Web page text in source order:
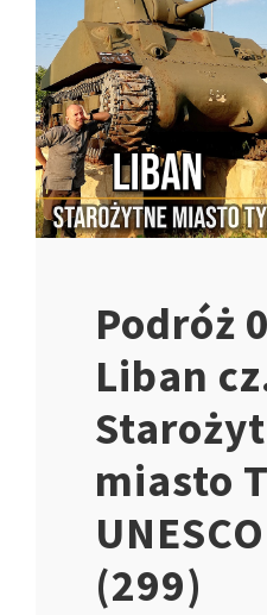
Podróż
Liban
miasto
(299)